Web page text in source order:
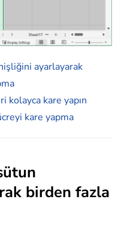
ayarlayarak
kolayca kare yapın
kare yapma
birden fazla